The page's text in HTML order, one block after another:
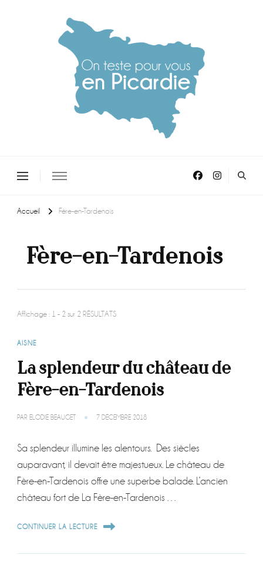
Accueil Fère-en-Tardenois
Fère-en-Tardenois
Affichage : 1 - 2 sur 2 RÉSULTATS
AISNE
La splendeur du château de
Fère-en-Tardenois
PAR ELODIE BEAUGET 7 DÉCEMBRE 2018
Sa splendeur illumine les alentours. Des siècles
auparavant, il devait être majestueux. Le château de
Fère-en-Tardenois offre une superbe balade. L’ancien
château fort de La Fère-en-Tardenois …
CONTINUER LA LECTURE